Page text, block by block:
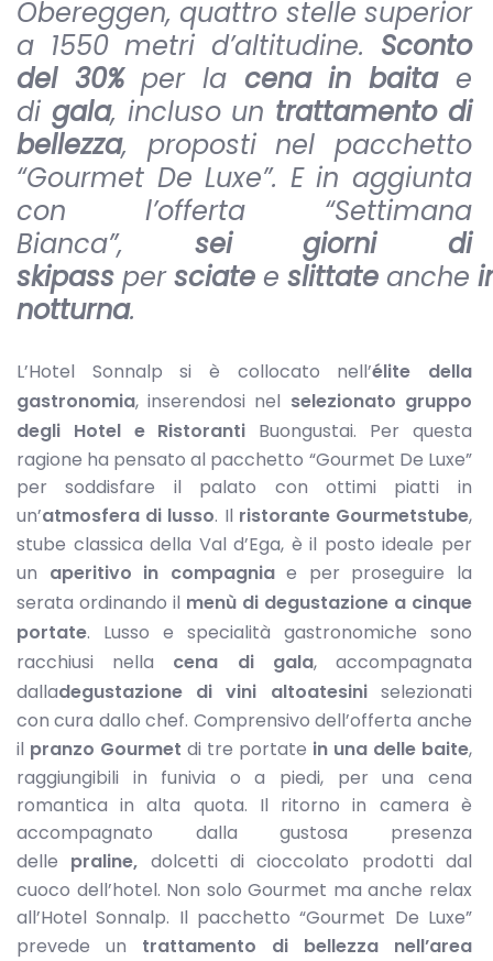
Obereggen, quattro stelle superior
a 1550 metri d’altitudine. Sconto
del 30%per la cena in baitae
di gala, incluso un trattamento di
bellezza, proposti nel pacchetto
“Gourmet De Luxe”. E in aggiunta
con l’offerta “Settimana
Bianca”, sei giorni di
skipass persciate e slittate anche
notturna.
L’Hotel Sonnalp si è collocato nell’élite della
gastronomia, inserendosi nel selezionato gruppo
degli Hotel e Ristoranti Buongustai. Per questa
ragione ha pensato al pacchetto “Gourmet De Luxe”
per soddisfare il palato con ottimi piatti in
un’atmosfera di lusso. Il ristorante Gourmetstube,
stube classica della Val d’Ega, è il posto ideale per
un aperitivo in compagniae per proseguire la
serata ordinando il menù di degustazione a cinque
portate. Lusso e specialità gastronomiche sono
racchiusi nella cena di gala, accompagnata
dalladegustazione di vini altoatesiniselezionati
con cura dallo chef. Comprensivo dell’offerta anche
il pranzo Gourmet di tre portate in una delle baite,
raggiungibili in funivia o a piedi, per una cena
romantica in alta quota. Il ritorno in camera è
accompagnato dalla gustosa presenza
delle praline, dolcetti di cioccolato prodotti dal
cuoco dell’hotel. Non solo Gourmet ma anche relax
all’Hotel Sonnalp. Il pacchetto “Gourmet De Luxe”
prevede un trattamento di bellezza nell’area